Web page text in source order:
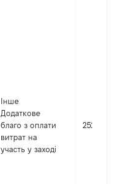
Інше
Додаткове
благо з оплати
витрат на
участь у заході
25287